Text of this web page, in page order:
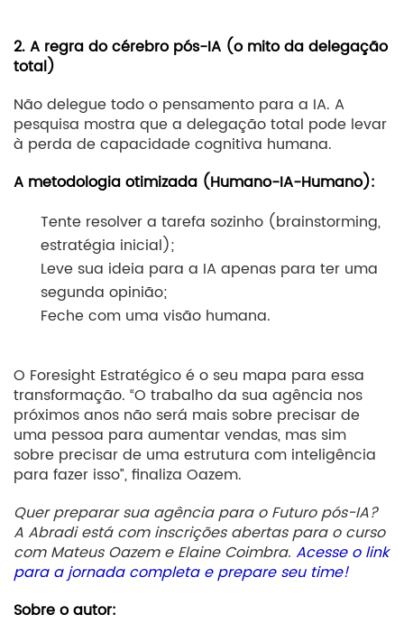
2. A regra do cérebro pós-IA (o mito da delegação
total)
Não delegue todo o pensamento para a IA. A
pesquisa mostra que a delegação total pode levar
à perda de capacidade cognitiva humana.
A metodologia otimizada (Humano-IA-Humano):
Tente resolver a tarefa sozinho (brainstorming,
estratégia inicial);
Leve sua ideia para a IA apenas para ter uma
segunda opinião;
Feche com uma visão humana.
O Foresight Estratégico é o seu mapa para essa
transformação. “O trabalho da sua agência nos
próximos anos não será mais sobre precisar de
uma pessoa para aumentar vendas, mas sim
sobre precisar de uma estrutura com inteligência
para fazer isso”, finaliza Oazem.
Quer preparar sua agência para o Futuro pós-IA?
A Abradi está com inscrições abertas para o curso
com Mateus Oazem e Elaine Coimbra. Acesse o link
para a jornada completa e prepare seu time!
Sobre o autor: